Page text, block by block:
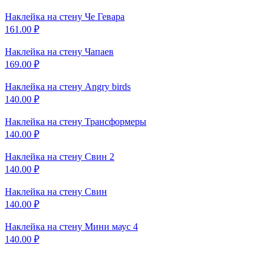
Наклейка на стену Че Гевара
161.00 ₽
Наклейка на стену Чапаев
169.00 ₽
Наклейка на стену Angry birds
140.00 ₽
Наклейка на стену Трансформеры
140.00 ₽
Наклейка на стену Свин 2
140.00 ₽
Наклейка на стену Свин
140.00 ₽
Наклейка на стену Мини маус 4
140.00 ₽